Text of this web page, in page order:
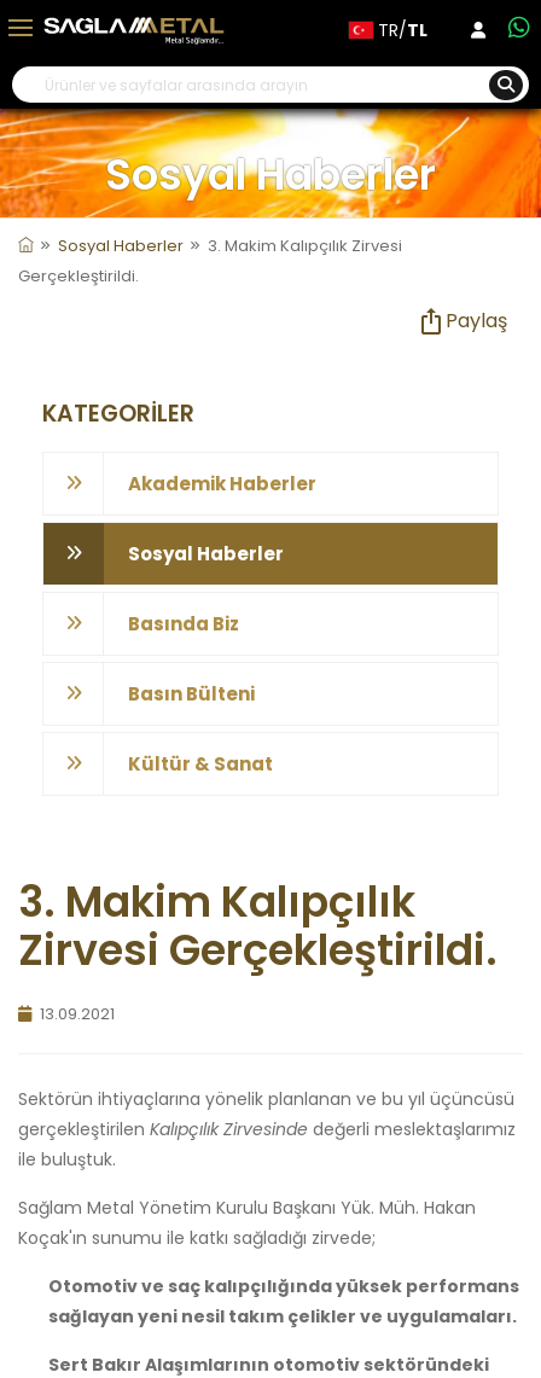
TR/TL
Sosyal Haberler
Sosyal Haberler
3. Makim Kalıpçılık Zirvesi
Gerçekleştirildi.
Paylaş
KATEGORİLER
Akademik Haberler
Sosyal Haberler
Basında Biz
Basın Bülteni
Kültür & Sanat
3. Makim Kalıpçılık
Zirvesi Gerçekleştirildi.
13.09.2021
Sektörün ihtiyaçlarına yönelik planlanan ve bu yıl üçüncüsü
gerçekleştirilen Kalıpçılık Zirvesinde değerli meslektaşlarımız
ile buluştuk.
Sağlam Metal Yönetim Kurulu Başkanı Yük. Müh. Hakan
Koçak'ın sunumu ile katkı sağladığı zirvede;
Otomotiv ve saç kalıpçılığında yüksek performans
sağlayan yeni nesil takım çelikler ve uygulamaları.
Sert Bakır Alaşımlarının otomotiv sektöründeki